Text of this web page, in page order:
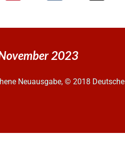
2023
Neuausgabe, © 2018 Deutsche